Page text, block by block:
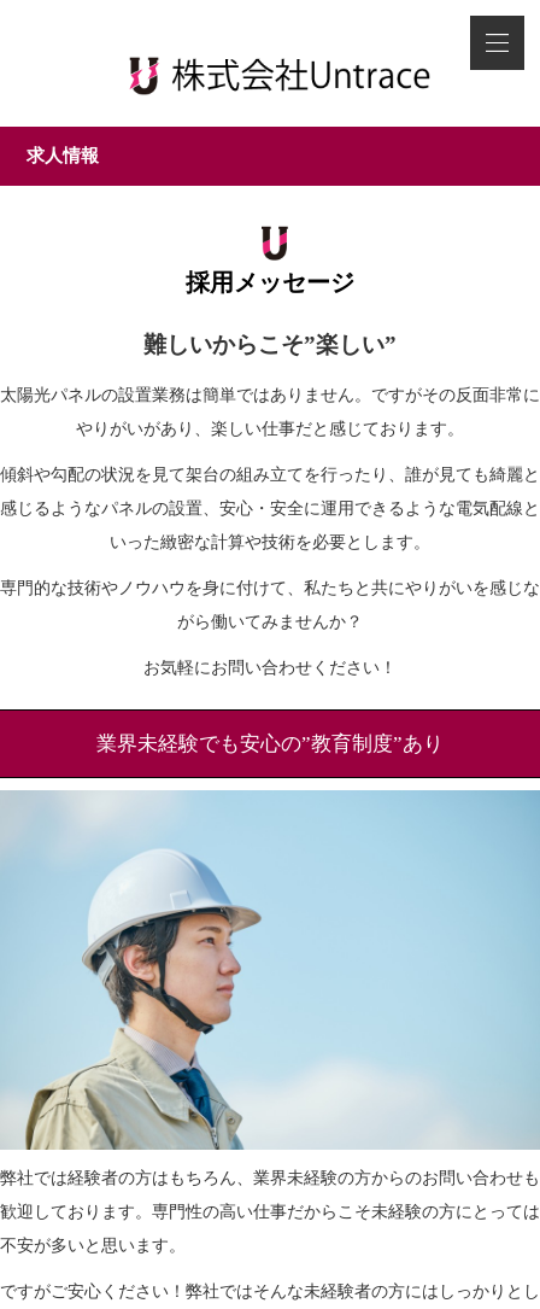
求人情報
採用メッセージ
難しいからこそ”楽しい”
太陽光パネルの設置業務は簡単ではありません。ですがその反面非常に
やりがいがあり、楽しい仕事だと感じております。
傾斜や勾配の状況を見て架台の組み立てを行ったり、誰が見ても綺麗と
感じるようなパネルの設置、安心・安全に運用できるような電気配線と
いった緻密な計算や技術を必要とします。
専門的な技術やノウハウを身に付けて、私たちと共にやりがいを感じな
がら働いてみませんか？
お気軽にお問い合わせください！
業界未経験でも安心の”教育制度”あり
弊社では経験者の方はもちろん、業界未経験の方からのお問い合わせも
歓迎しております。専門性の高い仕事だからこそ未経験の方にとっては
不安が多いと思います。
ですがご安心ください！弊社ではそんな未経験者の方にはしっかりとし